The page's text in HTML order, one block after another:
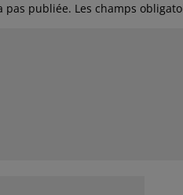
pas publiée. Les champs